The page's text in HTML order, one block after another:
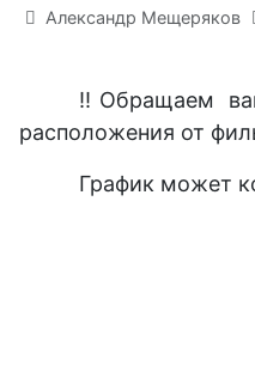
Информация о
Александр Мещеряков
‼Обращаем
расположения от
График может